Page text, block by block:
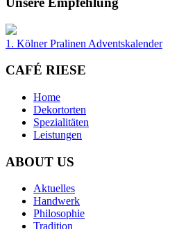
1. Kölner Pralinen Adventskalender
CAFÉ RIESE
Home
Dekortorten
Spezialitäten
Leistungen
ABOUT US
Aktuelles
Handwerk
Philosophie
Tradition